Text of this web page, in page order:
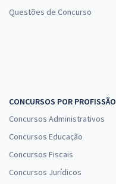
Questões de Concurso
CONCURSOS POR PROFISSÃO
Concursos Administrativos
Concursos Educação
Concursos Fiscais
Concursos Jurídicos